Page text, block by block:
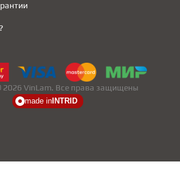
2026 VinLam. Все права защищены
made in INTRID